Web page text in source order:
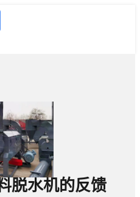
脱水机的反馈